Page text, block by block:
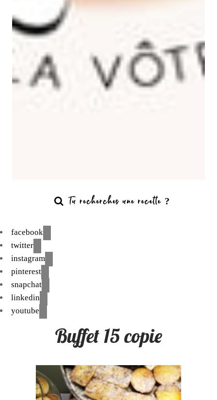
facebook
twitter
instagram
pinterest
snapchat
linkedin
youtube
Buffet 15 copie